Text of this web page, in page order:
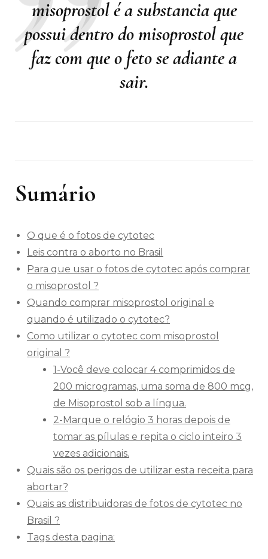
misoprostol é a substancia que
possui dentro do misoprostol que
faz com que o feto se adiante a
sair.
Sumário
O que é o fotos de cytotec
Leis contra o aborto no Brasil
Para que usar o fotos de cytotec após comprar
o misoprostol ?
Quando comprar misoprostol original e
quando é utilizado o cytotec?
Como utilizar o cytotec com misoprostol
original ?
1-Você deve colocar 4 comprimidos de
200 microgramas, uma soma de 800 mcg,
de Misoprostol sob a língua.
2-Marque o relógio 3 horas depois de
tomar as pílulas e repita o ciclo inteiro 3
vezes adicionais.
Quais são os perigos de utilizar esta receita para
abortar?
Quais as distribuidoras de fotos de cytotec no
Brasil ?
Tags desta pagina: